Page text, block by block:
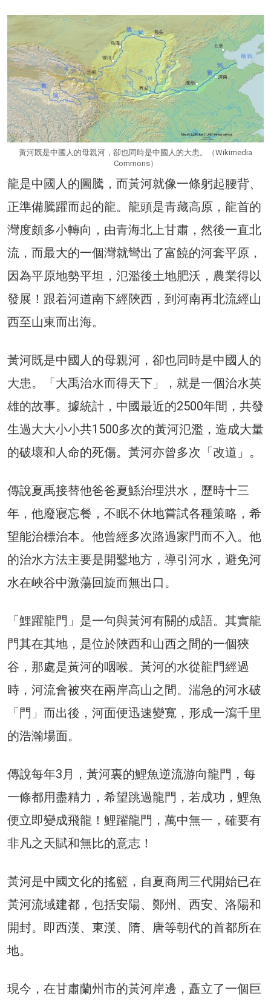
黃河既是中國人的母親河，卻也同時是中國人的大患。（Wikimedia
Commons）
龍是中國人的圖騰，而黃河就像一條躬起腰背、
正準備騰躍而起的龍。龍頭是青藏高原，龍首的
灣度頗多小轉向，由青海北上甘肅，然後一直北
流，而最大的一個灣就彎出了富饒的河套平原，
因為平原地勢平坦，氾濫後土地肥沃，農業得以
發展！跟着河道南下經陝西，到河南再北流經山
西至山東而出海。
黃河既是中國人的母親河，卻也同時是中國人的
大患。「大禹治水而得天下」，就是一個治水英
雄的故事。據統計，中國最近的2500年間，共發
生過大大小小共1500多次的黃河氾濫，造成大量
的破壞和人命的死傷。黃河亦曾多次「改道」。
傳說夏禹接替他爸爸夏鯀治理洪水，歷時十三
年，他廢寢忘餐，不眠不休地嘗試各種策略，希
望能治標治本。他曾經多次路過家門而不入。他
的治水方法主要是開鑿地方，導引河水，避免河
水在峽谷中激蕩回旋而無出口。
「鯉躍龍門」是一句與黃河有關的成語。其實龍
門其在其地，是位於陜西和山西之間的一個狹
谷，那處是黃河的咽喉。黃河的水從龍門經過
時，河流會被夾在兩岸高山之間。湍急的河水破
「門」而出後，河面便迅速變寬，形成一瀉千里
的浩瀚場面。
傳說每年3月，黃河裏的鯉魚逆流游向龍門，每
一條都用盡精力，希望跳過龍門，若成功，鯉魚
便立即變成飛龍！鯉躍龍門，萬中無一，確要有
非凡之天賦和無比的意志！
黃河是中國文化的搖籃，自夏商周三代開始已在
黃河流域建都，包括安陽、鄭州、西安、洛陽和
開封。即西漢、東漢、隋、唐等朝代的首都所在
地。
現今，在甘肅蘭州市的黃河岸邊，矗立了一個巨